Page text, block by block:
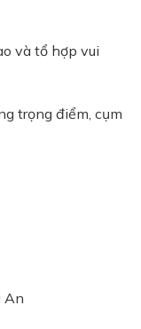
và tổ hợp vui
trọng điểm, cụm
An